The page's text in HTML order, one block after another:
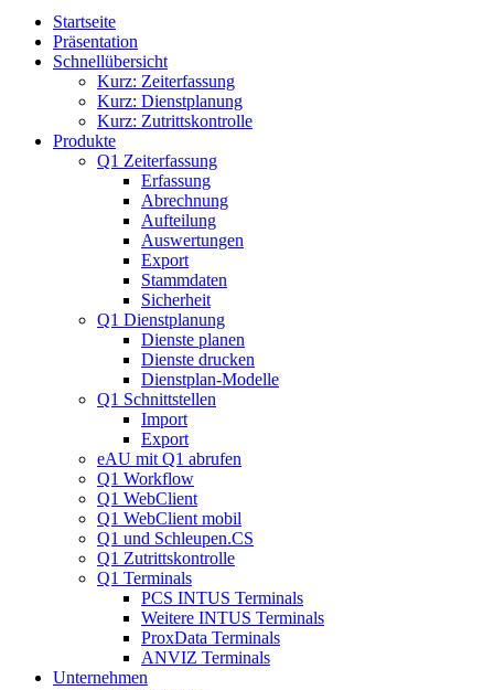
Startseite
Präsentation
Schnellübersicht
Kurz: Zeiterfassung
Kurz: Dienstplanung
Kurz: Zutrittskontrolle
Produkte
Q1 Zeiterfassung
Erfassung
Abrechnung
Aufteilung
Auswertungen
Export
Stammdaten
Sicherheit
Q1 Dienstplanung
Dienste planen
Dienste drucken
Dienstplan-Modelle
Q1 Schnittstellen
Import
Export
eAU mit Q1 abrufen
Q1 Workflow
Q1 WebClient
Q1 WebClient mobil
Q1 und Schleupen.CS
Q1 Zutrittskontrolle
Q1 Terminals
PCS INTUS Terminals
Weitere INTUS Terminals
ProxData Terminals
ANVIZ Terminals
Unternehmen